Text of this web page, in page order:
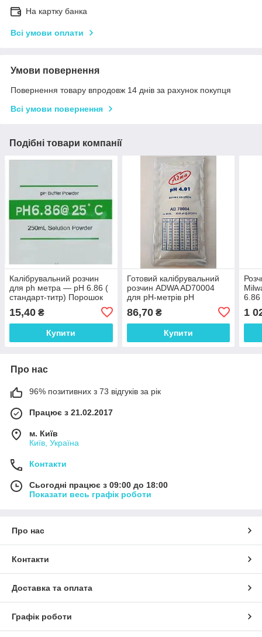
На картку банка
Всі умови оплати
Умови повернення
Повернення товару впродовж 14 днів за рахунок покупця
Всі умови повернення
Подібні товари компанії
Калібрувальний розчин
для ph метра — pH 6.86 (
стандарт-титр) Порошок
15,40 ₴
Купити
Готовий калібрувальний
розчин ADWA AD70004
для pН-метрів pН
4,01±0,01 Угорщина. 20 ml
86,70₴
Купити
1
Про нас
96% позитивних з 73 відгуків за рік
Працює з 21.02.2017
м. Київ
Київ, Україна
Контакти
Сьогодні працює з 09:00 до 18:00
Показати весь графік роботи
Про нас
Контакти
Доставка та оплата
Графік роботи